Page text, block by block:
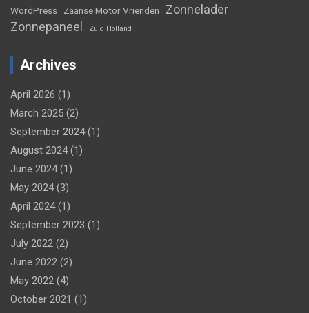
WordPress Zaanse Motor Vrienden
Zonnelader
Zonnepaneel
Zuid Holland
Archives
April 2026 (1)
March 2025 (2)
September 2024(1)
August 2024(1)
June 2024(1)
May 2024(3)
April 2024(1)
September 2023 (1)
July 2022 (2)
June 2022 (2)
May 2022 (4)
October 2021 (1)